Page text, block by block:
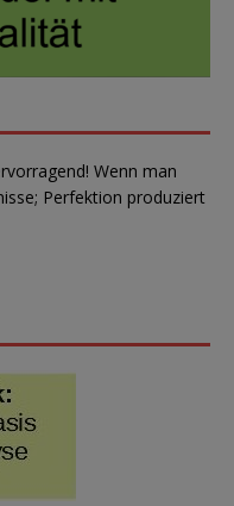
Wenn man
Perfektion produziert